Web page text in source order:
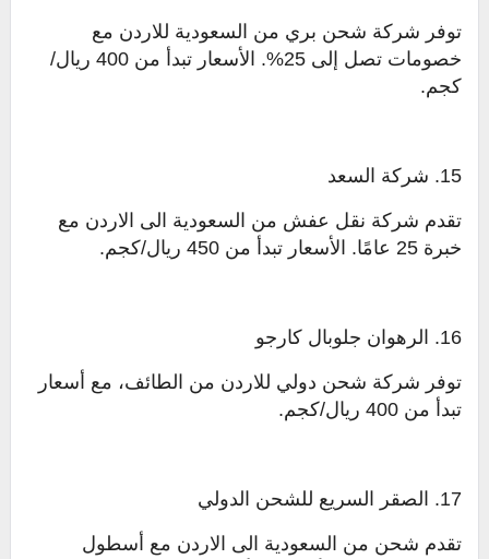
توفر شركة شحن بري من السعودية للاردن مع
خصومات تصل إلى 25%. الأسعار تبدأ من 400 ريال/
كجم.
15. شركة السعد
تقدم شركة نقل عفش من السعودية الى الاردن مع
خبرة 25 عامًا. الأسعار تبدأ من 450 ريال/كجم.
16. الرهوان جلوبال كارجو
توفر شركة شحن دولي للاردن من الطائف، مع أسعار
تبدأ من 400 ريال/كجم.
17. الصقر السريع للشحن الدولي
تقدم شحن من السعودية الى الاردن مع أسطول